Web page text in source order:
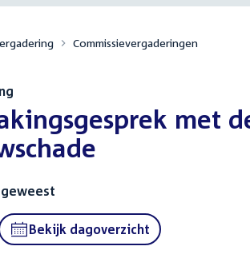
Commissievergaderingen
met
geweest
Bekijk dagoverzicht